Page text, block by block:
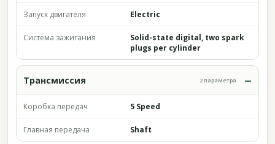
Запуск двигателя Electric
Система зажигания
Solid-state digital, two spark
plugs per cylinder
Трансмиссия 2 параметра
Коробка передач 5 Speed
Главная передача Shaft